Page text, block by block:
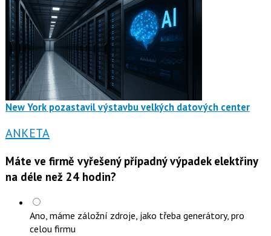
New York pozastavil výstavbu velkých datových center
ANKETA
Máte ve firmě vyřešený případný výpadek elektřiny
na déle než 24 hodin?
Ano, máme záložní zdroje, jako třeba generátory, pro
celou firmu